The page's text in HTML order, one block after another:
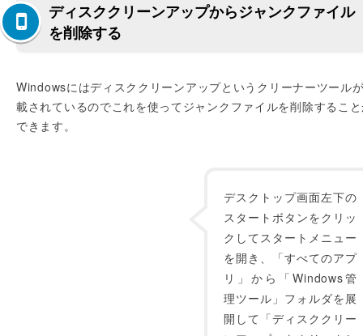
ディスククリーンアップからジャンクファイル
を削除する
Windowsにはディスククリーンアップというクリーナーツール
載されているのでこれを使ってジャンクファイルを削除するこ
できます。
デスクトップ画面左下の
スタートボタンをクリッ
クしてスタートメニュー
を開き、「すべてのアプ
リ」から「Windows管
理ツール」フォルダを展
開して「ディスククリー